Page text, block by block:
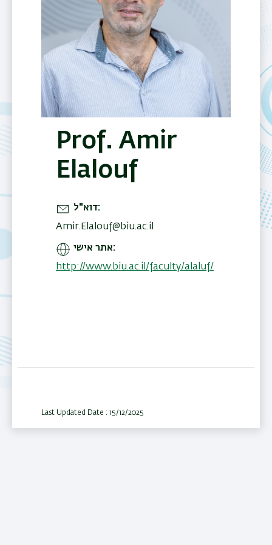
Prof. Amir
Elalouf
דוא"ל
Amir.Elalouf@biu.ac.il
אתר אישי
http://www.biu.ac.il/faculty/alaluf/
Last Updated Date : 15/12/2025